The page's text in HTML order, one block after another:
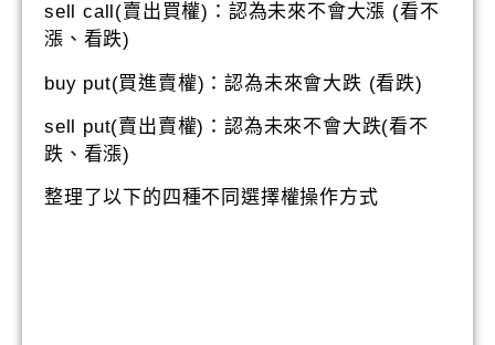
sell call(賣出買權)：認為未來不會大漲 (看不
漲、看跌)
buy put(買進賣權)：認為未來會大跌 (看跌)
sell put(賣出賣權)：認為未來不會大跌(看不
跌、看漲)
整理了以下的四種不同選擇權操作方式